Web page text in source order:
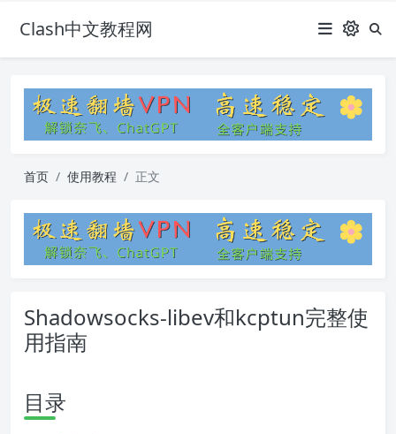
Clash中文教程网
首页 使用教程 正文
Shadowsocks-libev和kcptun完整使
用指南
目录